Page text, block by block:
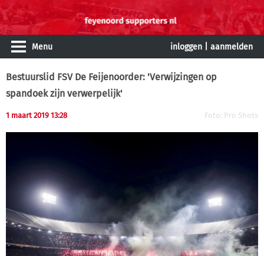
Menu inloggen aanmelden
Bestuurslid FSV De Feijenoorder: 'Verwijzingen op
spandoek zijn verwerpelijk'
1 maart 2019 13:28 Foto: Pro Shots